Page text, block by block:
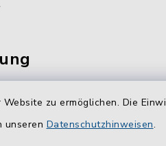
zu ermöglichen. Die
unseren Datenschutzhinweisen.
bequem
für das